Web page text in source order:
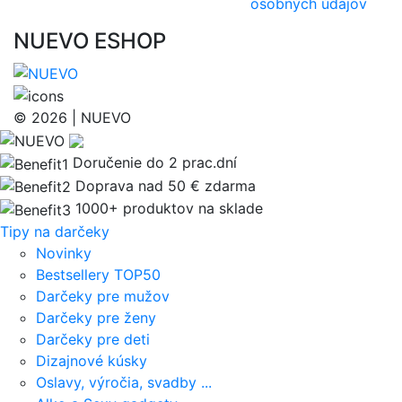
osobných údajov
NUEVO ESHOP
© 2026 | NUEVO
Doručenie do 2 prac.dní
Doprava nad 50 € zdarma
1000+ produktov na sklade
Tipy na darčeky
Novinky
Bestsellery TOP50
Darčeky pre mužov
Darčeky pre ženy
Darčeky pre deti
Dizajnové kúsky
Oslavy, výročia, svadby ...